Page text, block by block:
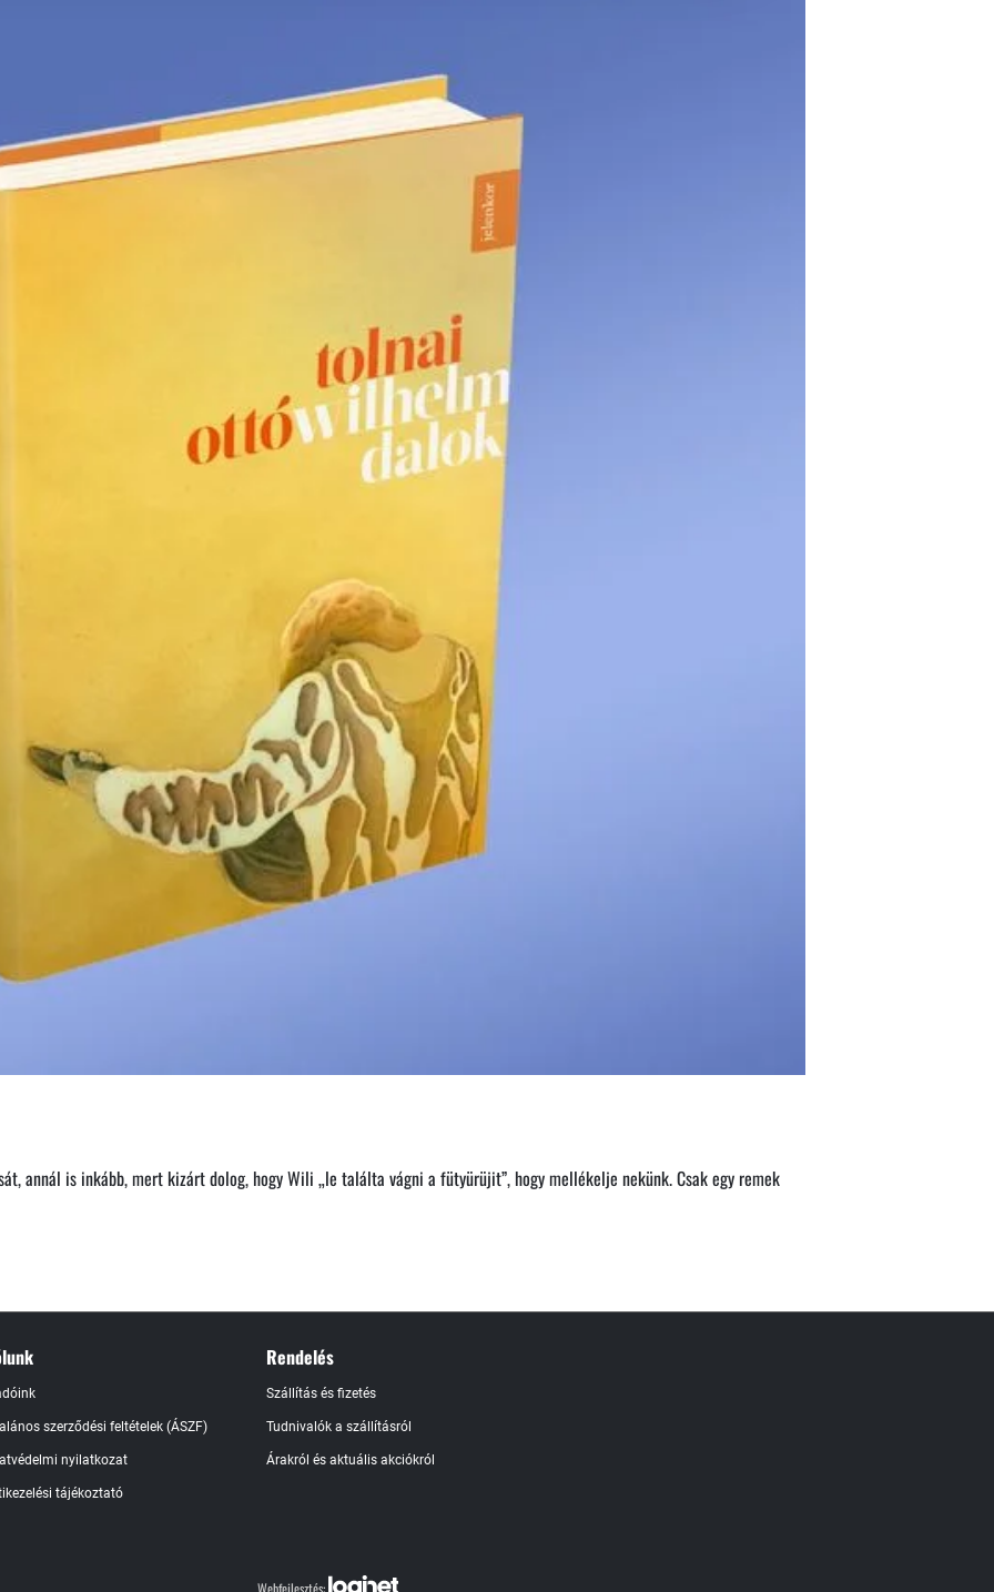
annál is inkább, mert kizárt dolog, hogy Wili „le találta vágni a fütyürüjit”, hogy mellékelje nekünk. Csak egy remek
szerződési feltételek (ÁSZF)
nyilatkozat
tájékoztató
Rendelés
Szállítás és fizetés
Tudnivalók a szállításról
Árakról és aktuális akciókról
Webfejlesztés: